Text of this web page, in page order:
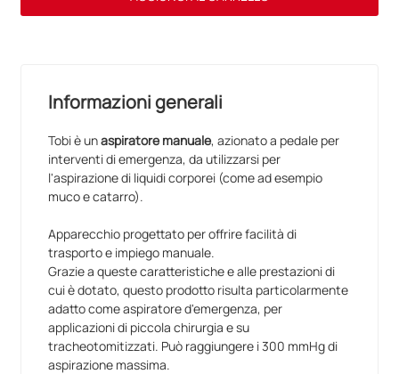
Informazioni generali
Tobi è unaspiratore manuale, azionato a pedale per
interventi di emergenza, da utilizzarsi per
l'aspirazione di liquidi corporei (come ad esempio
muco e catarro).
Apparecchio progettato per offrire facilità di
trasporto e impiego manuale.
Grazie a queste caratteristiche e alle prestazioni di
cui è dotato, questo prodotto risulta particolarmente
adatto come aspiratore d'emergenza, per
applicazioni di piccola chirurgia e su
tracheotomitizzati. Può raggiungere i 300 mmHg di
aspirazione massima.